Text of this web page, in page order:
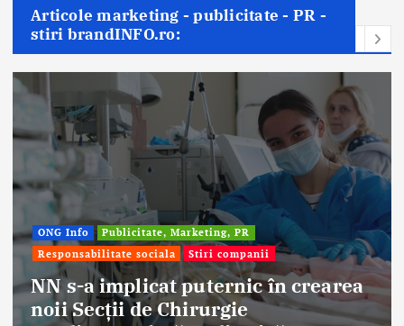
Articole marketing - publicitate - PR -
stiri brandINFO.ro:
Afaceri & Economie
Publicitate, Marketing, PR
Stiri companii
Eternal Beauty, fondată la Salonta, a